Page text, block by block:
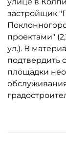
застройщик
проектами"
ул.). В
подтвердить
площадки